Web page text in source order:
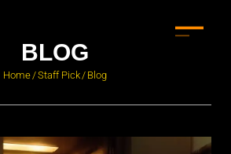
BLOG
Home/Staff Pick/ Blog